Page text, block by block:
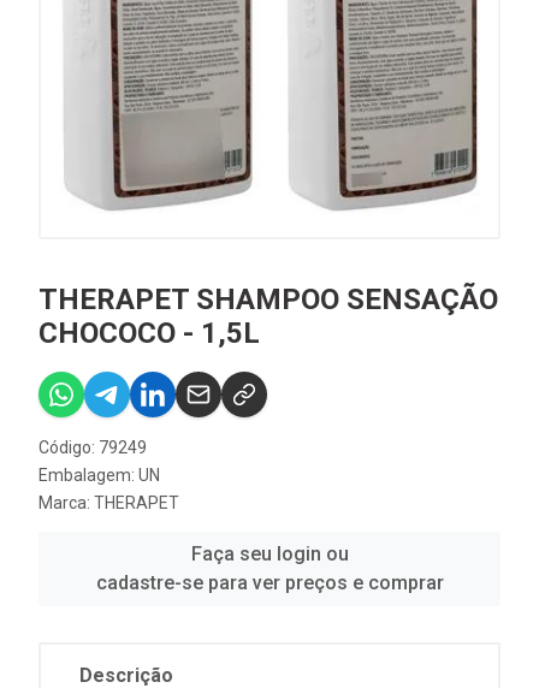
THERAPET SHAMPOO SENSAÇÃO
CHOCOCO - 1,5L
Código: 79249
Embalagem: UN
Marca: THERAPET
Faça seu login ou
cadastre-se para ver preços e comprar
Descrição